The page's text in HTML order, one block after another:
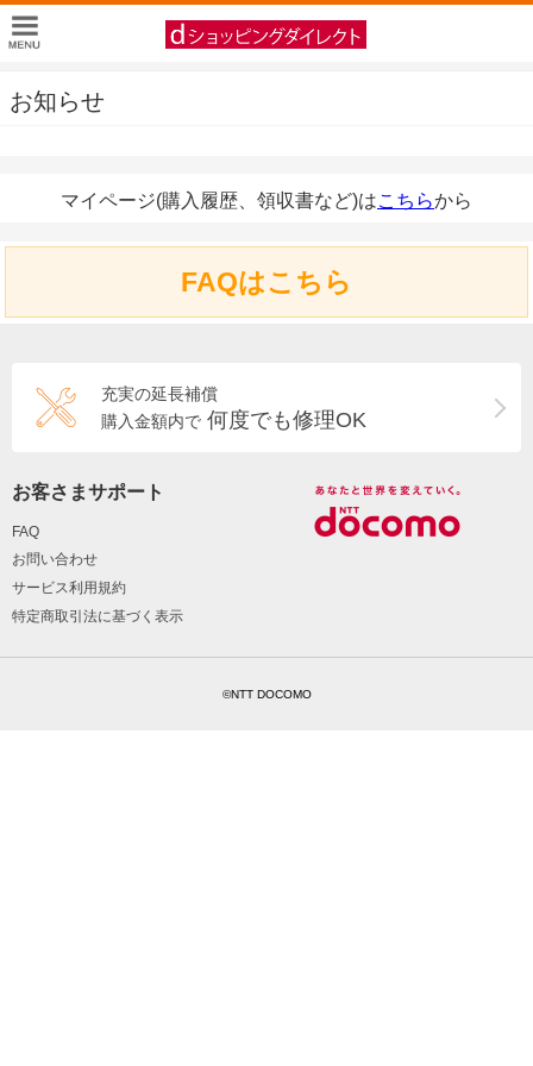
お知らせ
マイページ(購入履歴、領収書など)はこちらから
FAQはこちら
充実の延長補償
購入金額内で 何度でも修理OK
お客さまサポート
FAQ
お問い合わせ
サービス利用規約
特定商取引法に基づく表示
©NTT DOCOMO